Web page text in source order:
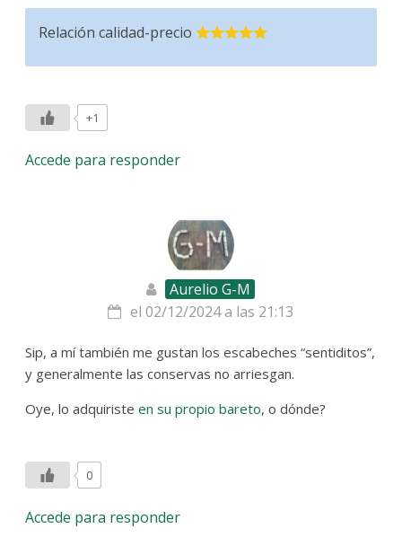
Relación calidad-precio
+1
Accede para responder
Aurelio G-M
el 02/12/2024 a las 21:13
Sip, a mí también me gustan los escabeches “sentiditos”,
y generalmente las conservas no arriesgan.
Oye, lo adquiristeen su propio bareto, o dónde?
0
Accede para responder